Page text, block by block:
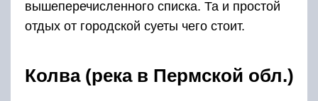
вышеперечисленного списка. Та и простой
отдых от городской суеты чего стоит.
Колва (река в Пермской обл.)